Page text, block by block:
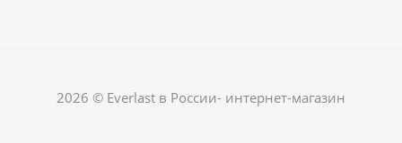
2026 © Everlast в России- интернет-магазин